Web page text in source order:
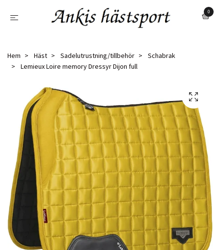
0
Hem Häst Sadelutrustning/tillbehör
Schabrak
Lemieux Loire memory Dressyr Dijon full